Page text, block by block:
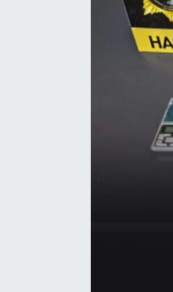
HALK54 PANORAMA